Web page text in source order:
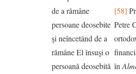
de a rămâne
persoane deosebite
şi neîncetând de a
rămâne El însuşi o
persoană deosebită
[58]
Petre
în